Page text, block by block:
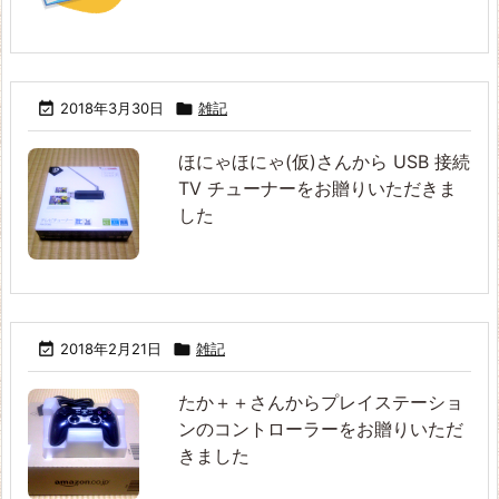
 2018年3月30日  雑記
ほにゃほにゃ(仮)さんから USB 接続
TV チューナーをお贈りいただきま
した
 2018年2月21日  雑記
たか＋＋さんからプレイステーショ
ンのコントローラーをお贈りいただ
きました